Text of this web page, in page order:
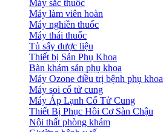
Máy sắc thuốc
Máy làm viên hoàn
Máy nghiền thuốc
Máy thái thuốc
Tủ sấy dược liệu
Thiết bị Sản Phụ Khoa
Bàn khám sản phụ khoa
Máy Ozone điều trị bệnh phụ khoa
Máy soi cổ tử cung
Máy Áp Lạnh Cổ Tử Cung
Thiết Bị Phục Hồi Cơ Sàn Chậu
Nội thất phòng khám